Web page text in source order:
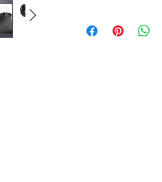
或至首頁下方各拍賣